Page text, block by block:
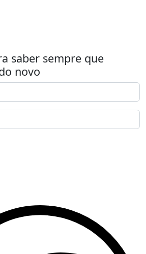
saber sempre que
novo